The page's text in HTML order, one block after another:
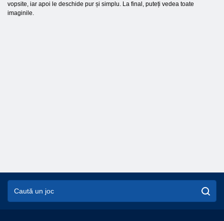
vopsite, iar apoi le deschide pur și simplu. La final, puteți vedea toate
imaginile.